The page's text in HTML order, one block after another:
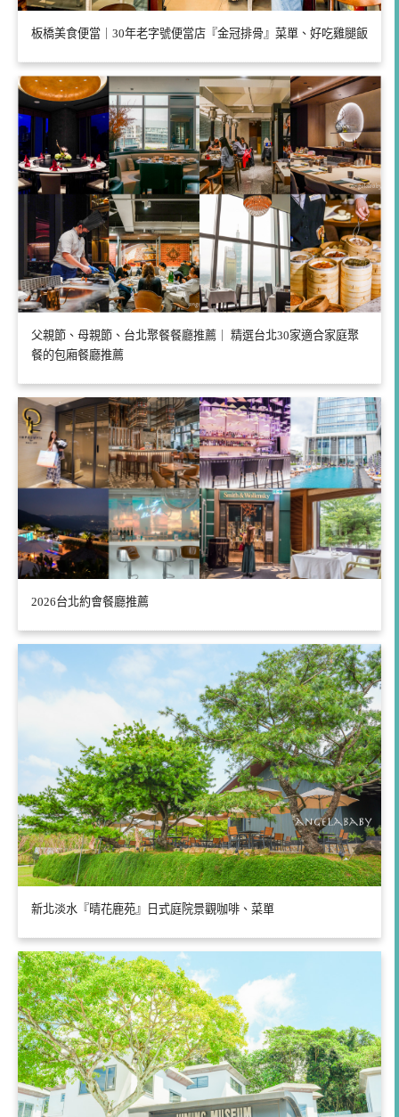
板橋美食便當｜30年老字號便當店『金冠排骨』菜單、好吃雞腿飯
父親節、母親節、台北聚餐餐廳推薦｜ 精選台北30家適合家庭聚
餐的包廂餐廳推薦
2026台北約會餐廳推薦
新北淡水『晴花鹿苑』日式庭院景觀咖啡、菜單